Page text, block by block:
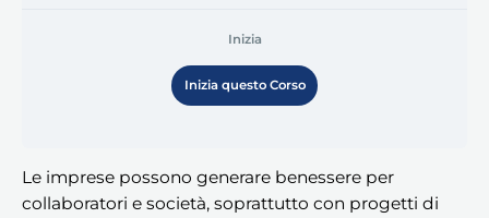
Inizia
Inizia questo Corso
Le imprese possono generare benessere per
collaboratori e società, soprattutto con progetti di